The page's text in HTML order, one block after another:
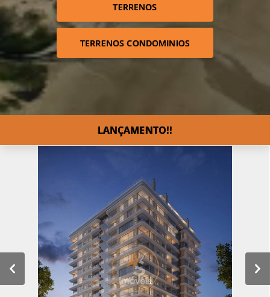
TERRENOS
TERRENOS CONDOMINIOS
LANÇAMENTO!!